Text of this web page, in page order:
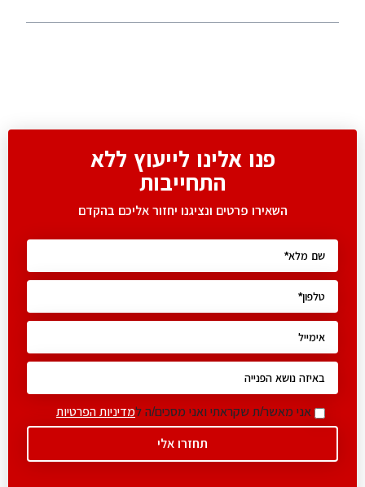
פנו אלינו לייעוץ ללא
התחייבות
השאירו פרטים ונציגנו יחזור אליכם בהקדם
אני מאשר/ת שקראתי ואני מסכים/ה למדיניות הפרטיות